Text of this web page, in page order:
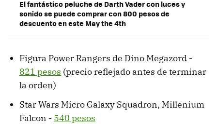
El fantástico peluche de Darth Vader con luces y
sonido se puede comprar con 800 pesos de
descuento en este May the 4th
Figura Power Rangers de Dino Megazord -
821 pesos (precio reflejado antes de terminar
la orden)
Star Wars Micro Galaxy Squadron, Millenium
Falcon - 540 pesos